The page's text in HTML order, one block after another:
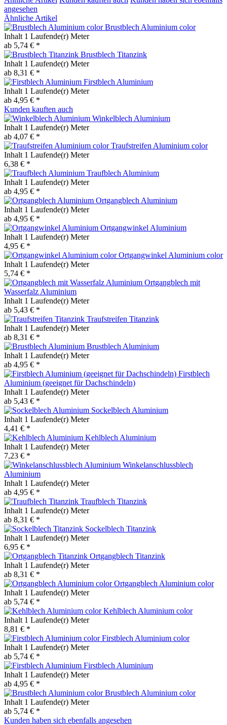
angesehen
Ähnliche Artikel
Brustblech Aluminium color
Inhalt 1 Laufende(r) Meter
ab 5,74 € *
Brustblech Titanzink
Inhalt 1 Laufende(r) Meter
ab 8,31 € *
Firstblech Aluminium
Inhalt 1 Laufende(r) Meter
ab 4,95 € *
Kunden kauften auch
Winkelblech Aluminium
Inhalt 1 Laufende(r) Meter
ab 4,07 € *
Traufstreifen Aluminium color
Inhalt 1 Laufende(r) Meter
6,38 € *
Traufblech Aluminium
Inhalt 1 Laufende(r) Meter
ab 4,95 € *
Ortgangblech Aluminium
Inhalt 1 Laufende(r) Meter
ab 4,95 € *
Ortgangwinkel Aluminium
Inhalt 1 Laufende(r) Meter
4,95 € *
Ortgangwinkel Aluminium color
Inhalt 1 Laufende(r) Meter
5,74 € *
Ortgangblech mit
Wasserfalz Aluminium
Inhalt 1 Laufende(r) Meter
ab 5,43 € *
Traufstreifen Titanzink
Inhalt 1 Laufende(r) Meter
ab 8,31 € *
Brustblech Aluminium
Inhalt 1 Laufende(r) Meter
ab 4,95 € *
Firstblech
Aluminium (geeignet für Dachschindeln)
Inhalt 1 Laufende(r) Meter
ab 5,43 € *
Sockelblech Aluminium
Inhalt 1 Laufende(r) Meter
4,41 € *
Kehlblech Aluminium
Inhalt 1 Laufende(r) Meter
7,23 € *
Winkelanschlussblech
Aluminium
Inhalt 1 Laufende(r) Meter
ab 4,95 € *
Traufblech Titanzink
Inhalt 1 Laufende(r) Meter
ab 8,31 € *
Sockelblech Titanzink
Inhalt 1 Laufende(r) Meter
6,95 € *
Ortgangblech Titanzink
Inhalt 1 Laufende(r) Meter
ab 8,31 € *
Ortgangblech Aluminium color
Inhalt 1 Laufende(r) Meter
ab 5,74 € *
Kehlblech Aluminium color
Inhalt 1 Laufende(r) Meter
8,81 € *
Firstblech Aluminium color
Inhalt 1 Laufende(r) Meter
ab 5,74 € *
Firstblech Aluminium
Inhalt 1 Laufende(r) Meter
ab 4,95 € *
Brustblech Aluminium color
Inhalt 1 Laufende(r) Meter
ab 5,74 € *
Kunden haben sich ebenfalls angesehen